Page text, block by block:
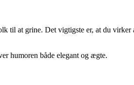
til at grine. Det vigtigste er, at du
humoren både elegant og ægte.